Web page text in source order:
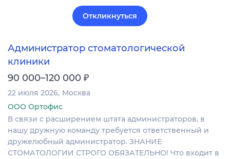
Откликнуться
Администратор стоматологической
клиники
90 000–120 000 ₽
22 июля 2026 Москва
ООО Ортофис
В связи с расширением штата администраторов, в
нашу дружную команду требуется ответственный и
дружелюбный администратор. ЗНАНИЕ
СТОМАТОЛОГИИ СТРОГО ОБЯЗАТЕЛЬНО! Что входит в